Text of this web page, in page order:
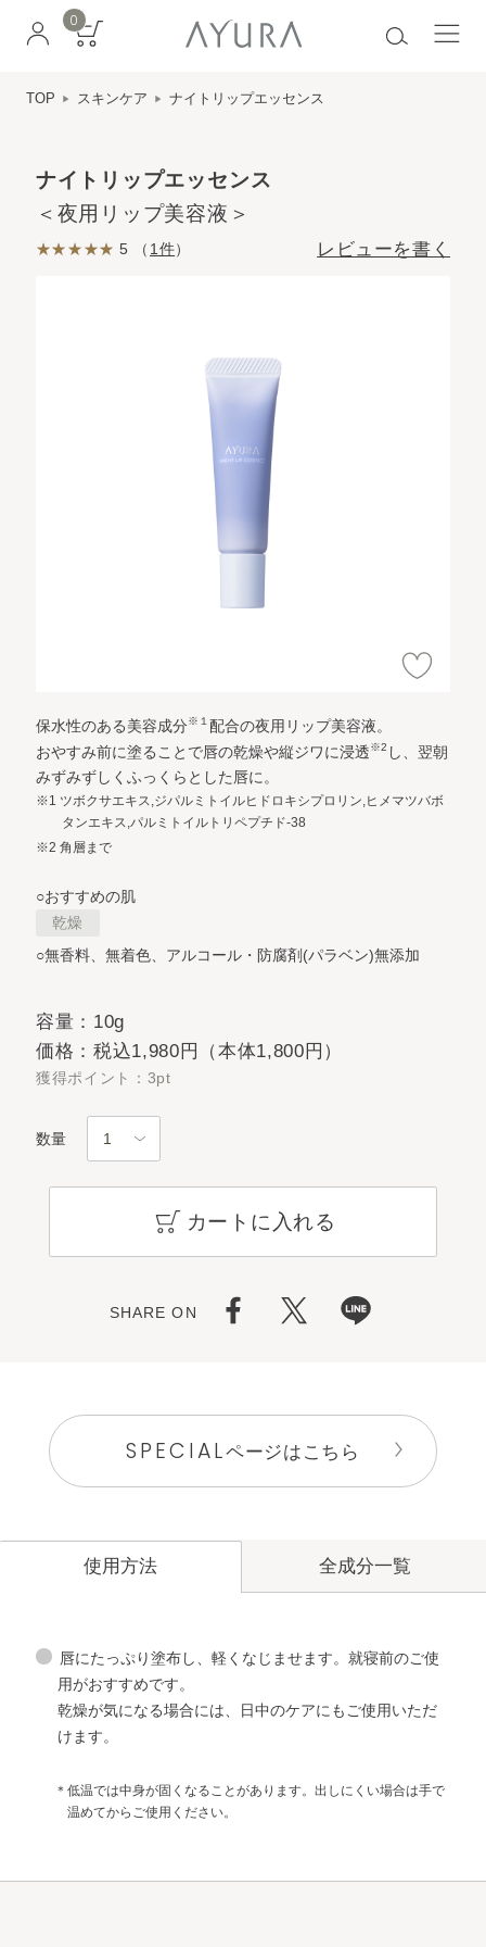
0
TOP スキンケア ナイトリップエッセンス
ナイトリップエッセンス
＜夜用リップ美容液＞
5 （ 1件） レビューを書く
保水性のある美容成分※１配合の夜用リップ美容液。
おやすみ前に塗ることで唇の乾燥や縦ジワに浸透※2 し、翌朝
みずみずしくふっくらとした唇に。
※1 ツボクサエキス,ジパルミトイルヒドロキシプロリン,ヒメマツバボ
タンエキス,パルミトイルトリペプチド-38
※2 角層まで
○おすすめの肌
乾燥
○無香料、無着色、アルコール・防腐剤(パラベン)無添加
容量：10g
価格：税込1,980円（本体1,800円）
獲得ポイント：3pt
数量
カートに入れる
SHARE ON
SPECIALページはこちら
使用方法
唇にたっぷり塗布し、軽くなじませます。就寝前のご使
用がおすすめです。
乾燥が気になる場合には、日中のケアにもご使用いただ
けます。
＊低温では中身が固くなることがあります。出しにくい場合は手で
温めてからご使用ください。
全成分一覧